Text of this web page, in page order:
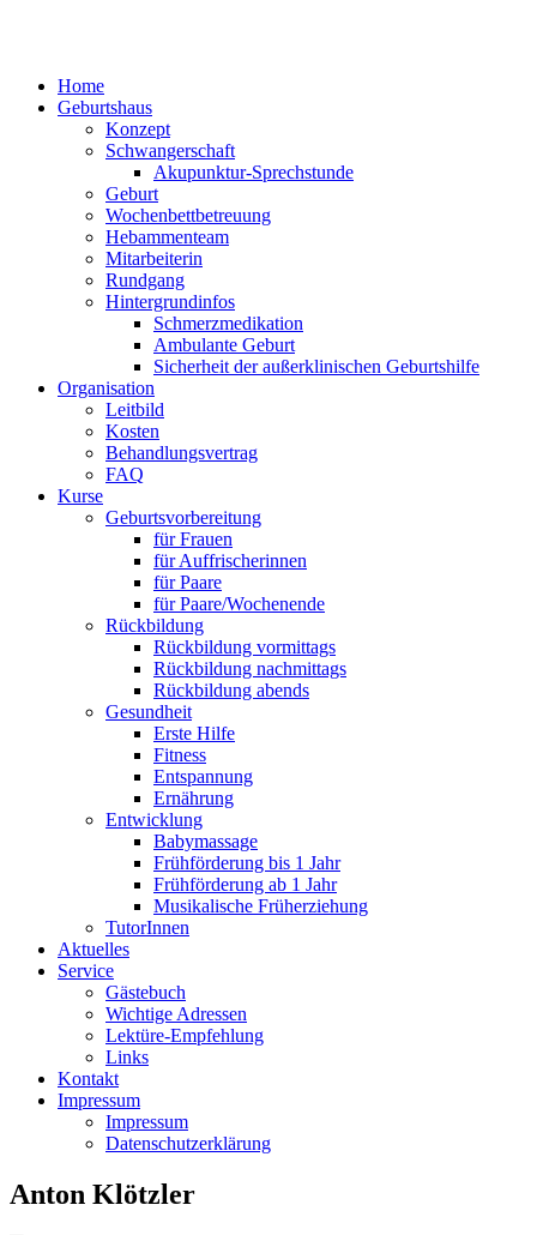
Home
Geburtshaus
Konzept
Schwangerschaft
Akupunktur-Sprechstunde
Geburt
Wochenbettbetreuung
Hebammenteam
Mitarbeiterin
Rundgang
Hintergrundinfos
Schmerzmedikation
Ambulante Geburt
Sicherheit der außerklinischen Geburtshilfe
Organisation
Leitbild
Kosten
Behandlungsvertrag
FAQ
Kurse
Geburtsvorbereitung
für Frauen
für Auffrischerinnen
für Paare
für Paare/Wochenende
Rückbildung
Rückbildung vormittags
Rückbildung nachmittags
Rückbildung abends
Gesundheit
Erste Hilfe
Fitness
Entspannung
Ernährung
Entwicklung
Babymassage
Frühförderung bis 1 Jahr
Frühförderung ab 1 Jahr
Musikalische Früherziehung
TutorInnen
Aktuelles
Service
Gästebuch
Wichtige Adressen
Lektüre-Empfehlung
Links
Kontakt
Impressum
Impressum
Datenschutzerklärung
Anton Klötzler